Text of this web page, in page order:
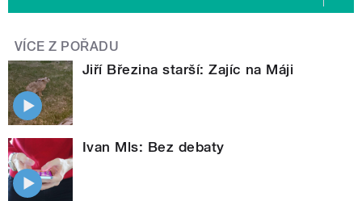
VÍCE Z POŘADU
Jiří Březina starší: Zajíc na Máji
Ivan Mls: Bez debaty